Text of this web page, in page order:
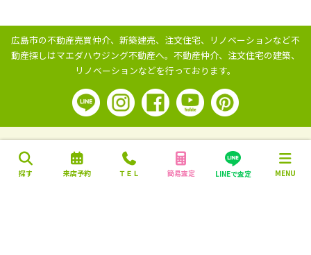
探す 来店予約 ＴＥＬ 簡易査定 LINEで査定 MENU
広島市の不動産売買仲介、新築建売、注文住宅、リノベーションなど不
動産探しはマエダハウジング不動産へ。 不動産仲介、注文住宅の建築、
リノベーションなどを行っております。